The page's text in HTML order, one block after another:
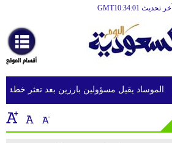
آخر تحديث GMT10:34:01
أخبارعاجلة
رياضة
ثقافة
إقتصاد
الموساد يقيل مسؤولين بارزين بعد تعثر خطة